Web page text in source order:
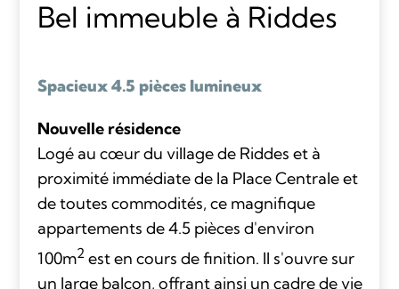
Bel immeuble à Riddes
Spacieux 4.5 pièces lumineux
Nouvelle résidence
Logé au cœur du village de Riddes et à
proximité immédiate de la Place Centrale et
de toutes commodités, ce magnifique
appartements de 4.5 pièces d'environ
100m2 est en cours de finition. Il s'ouvre sur
un large balcon, offrant ainsi un cadre de vie